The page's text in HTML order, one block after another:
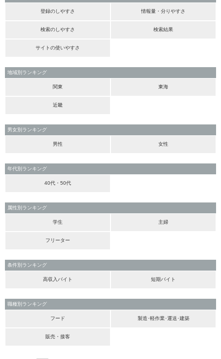
登録のしやすさ 情報量・分りやすさ
検索のしやすさ 検索結果
サイトの使いやすさ
地域別ランキング
関東 東海
近畿
男女別ランキング
男性 女性
年代別ランキング
40代・50代
属性別ランキング
学生 主婦
フリーター
条件別ランキング
高収入バイト 短期バイト
職種別ランキング
フード 製造･軽作業･運送･建築
販売・接客